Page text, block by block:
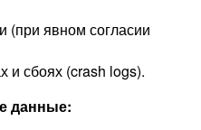
(при явном согласии
и сбоях (crash logs).
данные: